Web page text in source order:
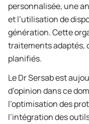
personnalisée, une
et l’utilisation de
génération. Cette
traitements adaptés,
planifiés.
Le Dr Sersab est
d’opinion dans ce
l’optimisation des
l’intégration des